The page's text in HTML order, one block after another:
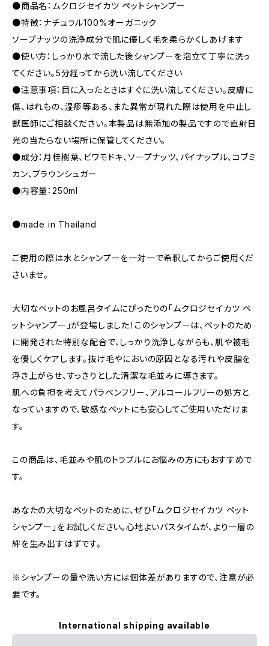
●商品名：ムクロジセイカツ ペットシャンプー
●特徴：ナチュラル100%オーガニック
ソープナッツの洗浄成分で肌に優しく毛を柔らかくしあげます
●使い方：しっかり水で流した後シャンプーを泡立て丁寧に洗っ
てください。5分経ってから洗い流してください
●注意事項：目に入ったときはすぐに洗い流してください。皮膚に
傷、はれもの、湿疹等ある、また異常が現れた際は使用を中止し
獣医師にご相談ください。本製品は無添加の製品ですので直射日
光の当たらない場所に保管してください。
●成分：月桂樹葉、ビワモドキ、ソープナッツ、パイナップル、コブミ
カン、ブラウンシュガー
●内容量：250ml
●made in Thailand
ご使用の際は水とシャンプーを一対一で希釈してからご使用くだ
さいませ。
大切なペットのお風呂タイムにぴったりの「ムクロジセイカツ ペ
ットシャンプー」が登場しました！このシャンプーは、ペットのため
に開発された特別な配合で、しっかり洗浄しながらも、肌や被毛
を優しくケアします。抜け毛やにおいの原因となる汚れや皮脂を
浮き上がらせ、すっきりとした清潔な毛並みに導きます。
肌への負担を考えてパラベンフリー、アルコールフリーの処方と
なっていますので、敏感なペットにも安心してご使用いただけま
す。
この商品は、毛並みや肌のトラブルにお悩みの方にもおすすめで
す。
あなたの大切なペットのために、ぜひ「ムクロジセイカツ ペット
シャンプー」をお試しください。心地よいバスタイムが、より一層の
絆を生み出すはずです。
※シャンプーの量や洗い方には個体差がありますので、注意が必
要です。
International shipping available